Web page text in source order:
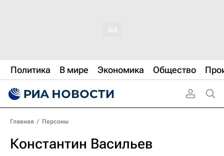
Политика В мире Экономика Общество
Главная / Персоны
Константин Васильев